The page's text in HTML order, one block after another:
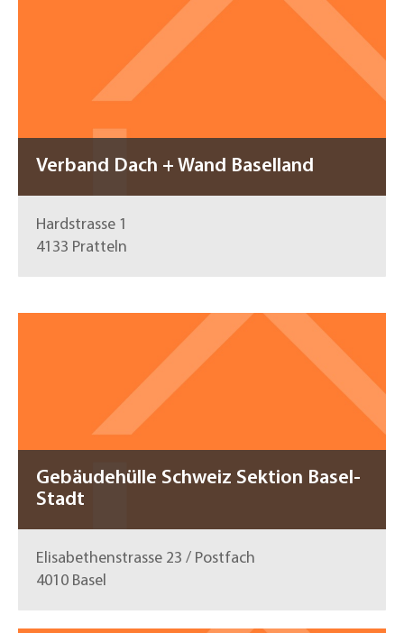
Verband Dach + Wand Baselland
Hardstrasse 1
4133 Pratteln
Gebäudehülle Schweiz Sektion Basel-
Stadt
Elisabethenstrasse 23 / Postfach
4010 Basel